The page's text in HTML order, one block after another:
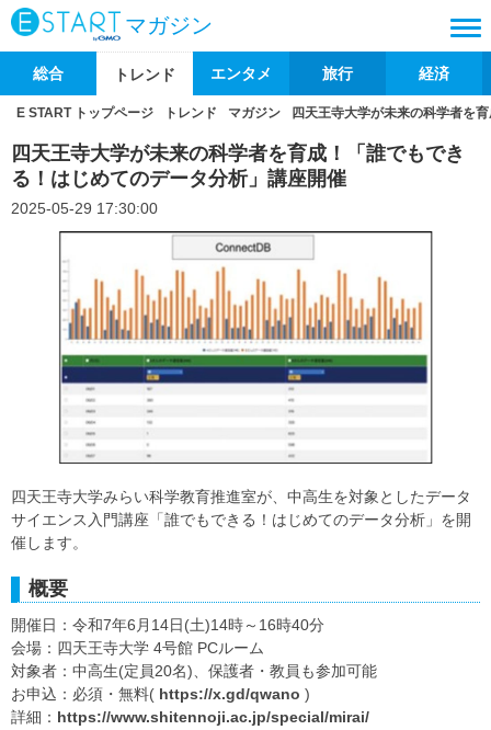
マガジン
総合 トレンド エンタメ 旅行 経済
E START トップページ トレンド マガジン 四天王寺大学が未来の科学者を
四天王寺大学が未来の科学者を育成！「誰でもでき
る！はじめてのデータ分析」講座開催
2025-05-29 17:30:00
四天王寺大学みらい科学教育推進室が、中高生を対象としたデータ
サイエンス入門講座「誰でもできる！はじめてのデータ分析」を開
催します。
概要
開催日：令和7年6月14日(土)14時～16時40分
会場：四天王寺大学 4号館 PCルーム
対象者：中高生(定員20名)、保護者・教員も参加可能
お申込：必須・無料( https://x.gd/qwano )
詳細： https://www.shitennoji.ac.jp/special/mirai/